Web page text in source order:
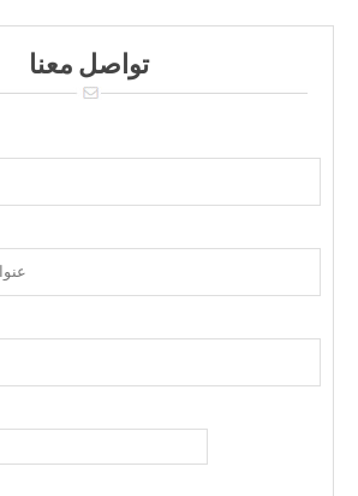
تواصل معنا